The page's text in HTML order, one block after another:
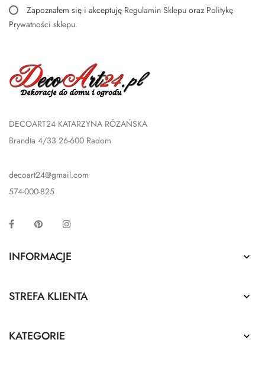
Zapoznałem się i akceptuję Regulamin Sklepu oraz Politykę
Prywatności sklepu.
DECOART24 KATARZYNA RÓŻAŃSKA
Brandta 4/33 26-600 Radom
decoart24@gmail.com
574-000-825
Facebook Pinterest
INFORMACJE 
STREFA KLIENTA 
KATEGORIE 